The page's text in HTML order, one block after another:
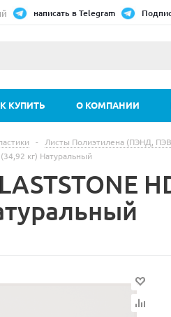
написать в Telegram
КУПИТЬ О КОМПАНИИ
- Листы Полиэтилена (ПЭНД,
кг) Натуральный